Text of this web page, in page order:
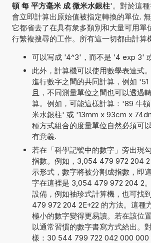
頓 每 平方毫米 成 微米水銀柱'。對於這
會立即計算出原始值被指定轉換的單位.
它都省去了在具有衆多類別和大量可用單
行繁複搜尋的工作。所有這一切都由計算
可以写成 '4^3'，而不是 '4 exp 3'
此外，計算機可以使用數學表達式
進行數字之間的共同計算，例如
且，不同測量單位之間也可以透過
算。例如，可能這樣計算：'89 牛
米水銀柱' 或 '13mm x 93cm x
種方式組合的度量單位自然必須可
有意義.
若在「科學記號中的數字」旁出現
指數。例如，3,054 479 972 204 2
示形式，數字將被分割成指數，即
字在這裡是 3,054 479 972 204 2
設備，例如袖珍式計算機，也可找
479 972 204 2E+22 的方法。這種
極小的數字變得更易讀。若在該位
以通常習慣的數字書寫方式給出。
樣：30 544 799 722 042 000 000